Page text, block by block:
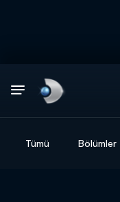
Tümü Bölümler